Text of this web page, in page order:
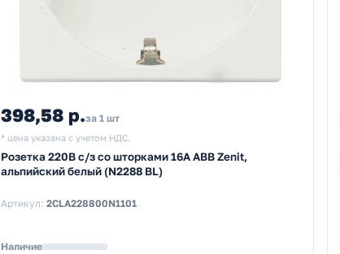
398,58 р.за 1 шт
* цена указана с учетом НДС.
Розетка 220В с/з со шторками 16А ABB Zenit,
альпийский белый (N2288 BL)
Артикул: 2CLA228800N1101
Наличие